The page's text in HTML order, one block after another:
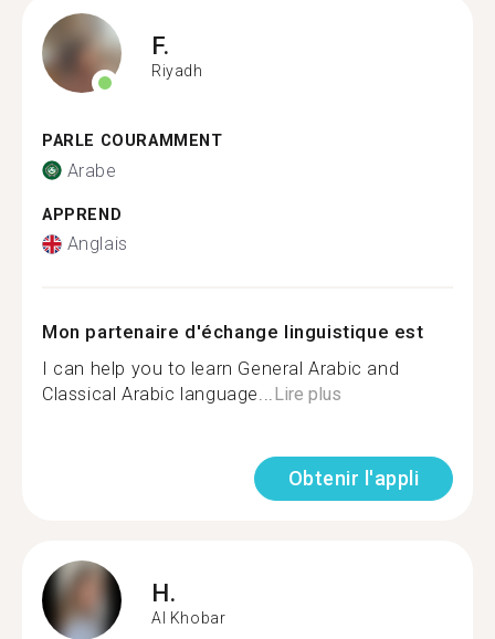
F.
Riyadh
PARLE COURAMMENT
Arabe
APPREND
Anglais
Mon partenaire d'échange linguistique est
I can help you to learn General Arabic and
Classical Arabic language...Lire plus
Obtenir l'appli
H.
Al Khobar